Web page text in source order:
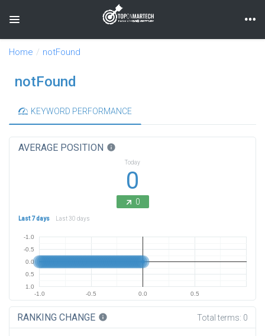
Toggle navigation
Home notFound
notFound
KEYWORD PERFORMANCE
AVERAGE POSITION info
Today
0
0
Last 7 days Last 30 days
-1.0 -0.5 0.0 0.5
-1.0
-0.5
0.0
0.5
1.0
RANKING CHANGE info Total terms: 0